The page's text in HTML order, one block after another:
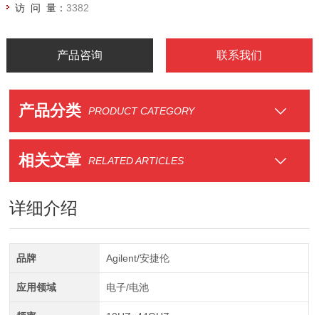
访 问 量： 3382
产品咨询 联系我们
产品分类 PRODUCT CATEGORY
相关文章 RELATED ARTICLES
详细介绍
品牌 Agilent/安捷伦
应用领域 电子/电池